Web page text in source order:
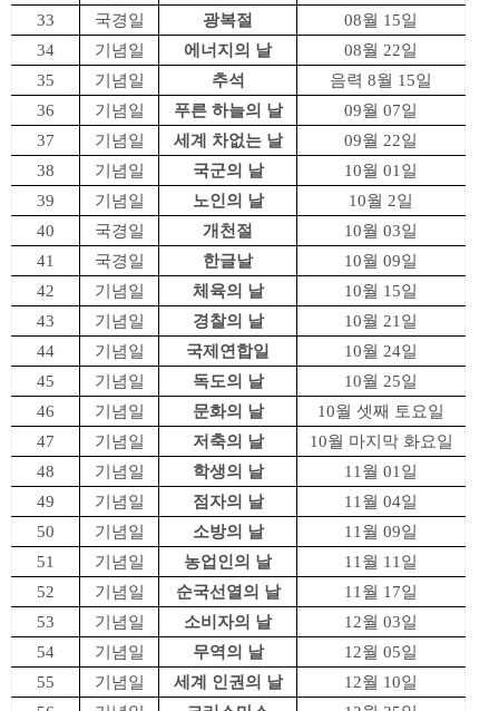
33
국경일 광복절
08월 15일
34
기념일 에너지의 날
08월 22일
35
기념일 추석
음력 8월 15일
36
기념일 푸른 하늘의 날
09월 07일
37
기념일 세계 차없는 날
09월 22일
38
기념일 국군의 날
10월 01일
39
기념일 노인의 날
10월 2일
40
국경일 개천절
10월 03일
41
국경일 한글날
10월 09일
42
기념일 체육의 날
10월 15일
43
기념일 경찰의 날
10월 21일
44
기념일 국제연합일
10월 24일
45
기념일 독도의 날
10월 25일
46
기념일 문화의 날
10월 셋째 토요일
47
기념일 저축의 날
10월 마지막 화요일
48
기념일 학생의 날
11월 01일
49
기념일 점자의 날
11월 04일
50
기념일 소방의 날
11월 09일
51
기념일 농업인의 날
11월 11일
52
기념일 순국선열의 날
11월 17일
53
기념일 소비자의 날
12월 03일
54
기념일 무역의 날
12월 05일
55
기념일 세계 인권의 날
12월 10일